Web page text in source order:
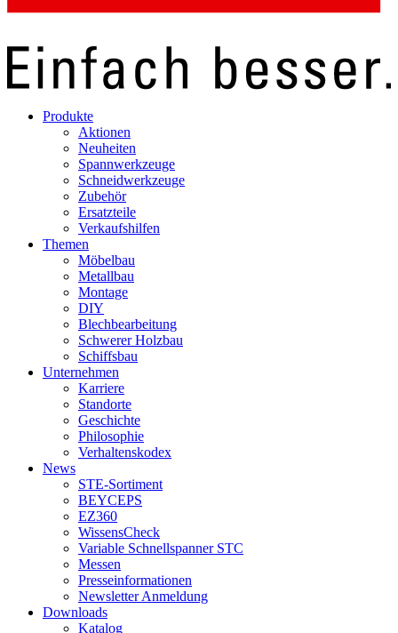
Produkte
Aktionen
Neuheiten
Spannwerkzeuge
Schneidwerkzeuge
Zubehör
Ersatzteile
Verkaufshilfen
Themen
Möbelbau
Metallbau
Montage
DIY
Blechbearbeitung
Schwerer Holzbau
Schiffsbau
Unternehmen
Karriere
Standorte
Geschichte
Philosophie
Verhaltenskodex
News
STE-Sortiment
BEYCEPS
EZ360
WissensCheck
Variable Schnellspanner STC
Messen
Presseinformationen
Newsletter Anmeldung
Downloads
Katalog